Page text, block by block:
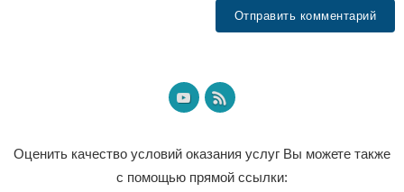
Оценить качество условий оказания услуг Вы можете также
с помощью прямой ссылки: